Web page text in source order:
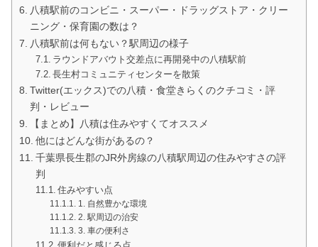
八積駅前のコンビニ・スーパー・ドラッグストア・クリー
ニング・保育園の数は？
八積駅前は何もない？駅周辺の様子
ラウンドアバウト交差点に再開発中の八積駅前
長生村コミュニティセンターを散策
Twitter(エックス)での八積・食堂きらくのクチコミ・評
判・レビュー
【まとめ】八積は住みやすくてオススメ
他にはどんな街があるの？
千葉県長生郡のJR外房線の八積駅周辺の住みやすさの評
判
住みやすい点
1. 自然豊かな環境
2. 駅周辺の治安
3. 車の便利さ